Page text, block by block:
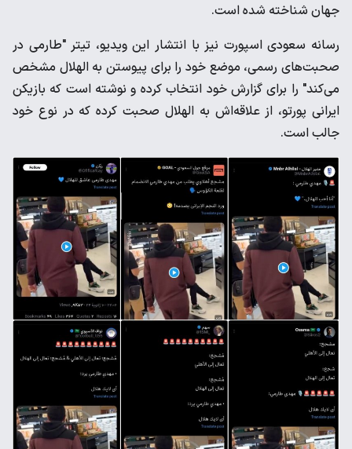
جهان شناخته شده است.
رسانه سعودی اسپورت نیز با انتشار این ویدیو، تیتر "طارمی در
صحبت‌های رسمی، موضع خود را برای پیوستن به الهلال مشخص
می‌کند" را برای گزارش خود انتخاب کرده و نوشته است که بازیکن
ایرانی پورتو، از علاقه‌اش به الهلال صحبت کرده که در نوع خود
جالب است.